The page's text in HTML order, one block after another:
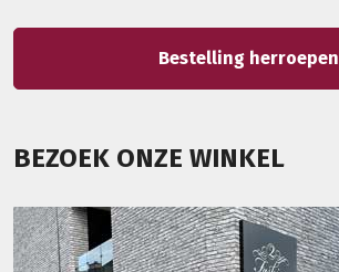
Bestelling herroepen
BEZOEK ONZE WINKEL